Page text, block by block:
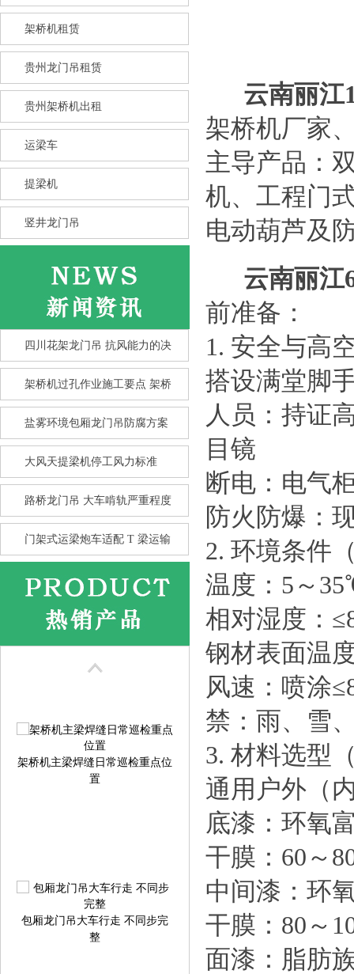
架桥机租赁
贵州龙门吊租赁
贵州架桥机出租
运梁车
提梁机
竖井龙门吊
四川花架龙门吊 抗风能力的决
架桥机过孔作业施工要点 架桥
盐雾环境包厢龙门吊防腐方案
大风天提梁机停工风力标准
路桥龙门吊 大车啃轨严重程度
门架式运梁炮车适配 T 梁运输
竖井龙门吊选型核心要点 竖井
龙
花架龙门吊的抗风性 比箱型龙
门
架桥机主梁焊缝日常巡检重点位
置
包厢龙门吊大车行走 不同步完
整
云南丽江
架桥机厂家
主导产品：
机、工程门
电动葫芦及
云南丽江
前准备：
1. 安全与高
搭设满堂脚
人员：持证
目镜
断电：电气
防火防爆：
2. 环境条件
温度：5～
相对湿度：
钢材表面温
风速：喷涂
禁：雨、雪
3. 材料选型
通用户外（
底漆：环氧
干膜：60～
中间漆：环
干膜：80～
面漆：脂肪